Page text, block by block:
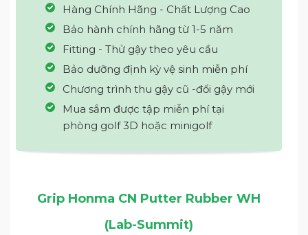
Hàng Chính Hãng - Chất Lượng Cao
Bảo hành chính hãng từ 1-5 năm
Fitting - Thử gậy theo yêu cầu
Bảo dưỡng định kỳ vệ sinh miễn phí
Chương trình thu gậy cũ -đổi gậy mới
Mua sắm được tập miễn phí tại
phòng golf 3D hoặc minigolf
Grip Honma CN Putter Rubber WH
(Lab-Summit)